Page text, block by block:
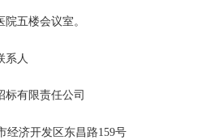
五楼会议室。
系人
标有限责任公司
济开发区东昌路159号